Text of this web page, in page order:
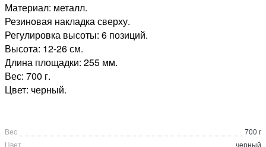
Материал: металл.
Резиновая накладка сверху.
Регулировка высоты: 6 позиций.
Высота: 12-26 см.
Длина площадки: 255 мм.
Вес: 700 г.
Цвет: черный.
Вес
700 г
Цвет
черный